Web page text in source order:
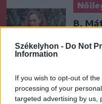
Székelyhon - Do Not
Information
If you wish to opt-out of
processing of your
targeted advertising by us,
B.